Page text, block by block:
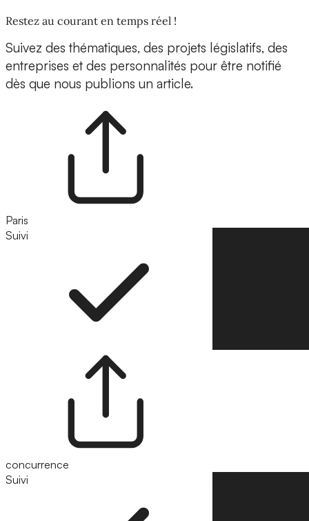
Restez au courant en temps réel !
Suivez des thématiques, des projets législatifs, des
entreprises et des personnalités pour être notifié
dès que nous publions un article.
Paris
Suivi
concurrence
Suivi